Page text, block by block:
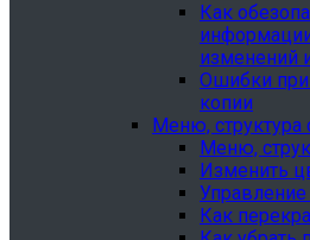
Как
изменений
Ошибки при
копии
Меню, структура
Меню,
Изменить
Управление
Как